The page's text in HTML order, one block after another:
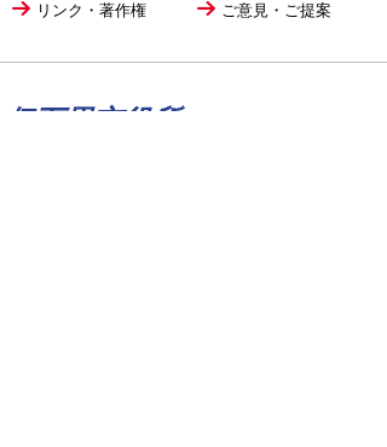
リンク・著作権 ご意見・ご提案
伊万里市役所